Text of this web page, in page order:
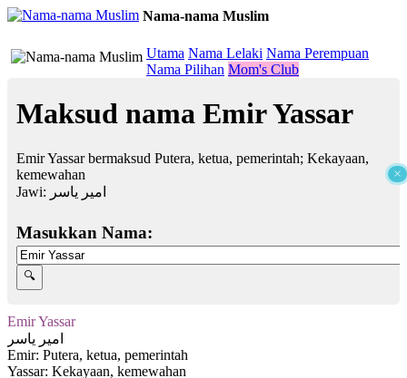
×
Nama-nama Muslim
Utama Nama Lelaki Nama Perempuan
Nama Pilihan Mom's Club
Maksud nama Emir Yassar
Emir Yassar bermaksud Putera, ketua, pemerintah; Kekayaan,
kemewahan
Jawi: امير ياسر
Masukkan Nama:
Emir Yassar
امير ياسر
Emir: Putera, ketua, pemerintah
Yassar: Kekayaan, kemewahan